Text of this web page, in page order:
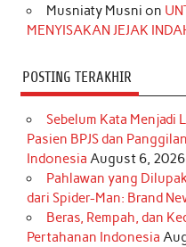
Musniaty Musni on
MENYISAKAN JEJAK
POSTING TERAKHIR
Sebelum Kata Menjadi
Pasien BPJS dan
Indonesia August 6, 2026
Pahlawan yang
dari Spider-Man: Brand
Beras, Rempah, dan
Pertahanan Indonesia